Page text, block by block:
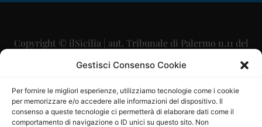
Gestisci Consenso Cookie
Per fornire le migliori esperienze, utilizziamo tecnologie come i cookie
per memorizzare e/o accedere alle informazioni del dispositivo. Il
consenso a queste tecnologie ci permetterà di elaborare dati come il
comportamento di navigazione o ID unici su questo sito. Non
Copyright © ilSicilia | aut. Tribunale di Palermo n.11 del
29/09/2015
Direttore Editoriale: Maurizio Scaglione